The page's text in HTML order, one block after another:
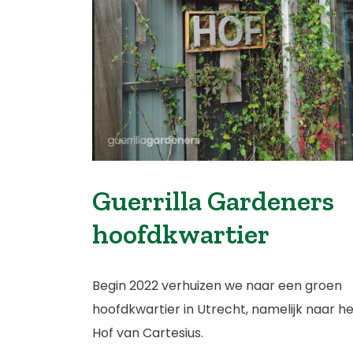
Guerrilla Gardeners
hoofdkwartier
Begin 2022 verhuizen we naar een groen
hoofdkwartier in Utrecht, namelijk naar
Hof van Cartesius.